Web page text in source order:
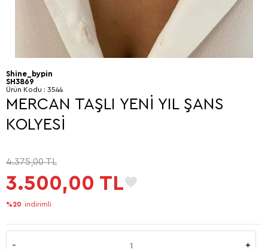
Shine_bypin
SH3869
Ürün Kodu : 3544
MERCAN TAŞLI YENİ YIL ŞANS
KOLYESİ
4.375,00TL
3.500,00 TL
%20 indirimli